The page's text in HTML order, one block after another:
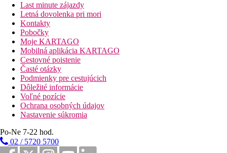
Last minute zájazdy
Letná dovolenka pri mori
Kontakty
Pobočky
Moje KARTAGO
Mobilná aplikácia KARTAGO
Cestovné poistenie
Časté otázky
Podmienky pre cestujúcich
Dôležité informácie
Voľné pozície
Ochrana osobných údajov
Nastavenie súkromia
Po-Ne 7-22 hod.
02 / 5720 5700